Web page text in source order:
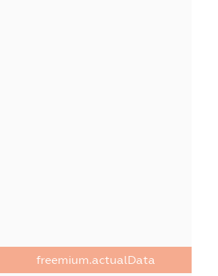
freemium.actualData